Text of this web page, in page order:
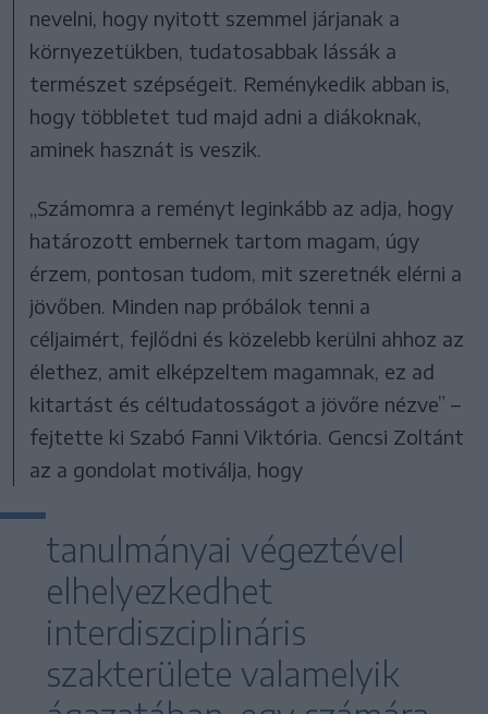
nevelni, hogy nyitott szemmel járjanak a
környezetükben, tudatosabbak lássák a
természet szépségeit. Reménykedik abban is,
hogy többletet tud majd adni a diákoknak,
aminek hasznát is veszik.
„Számomra a reményt leginkább az adja, hogy
határozott embernek tartom magam, úgy
érzem, pontosan tudom, mit szeretnék elérni a
jövőben. Minden nap próbálok tenni a
céljaimért, fejlődni és közelebb kerülni ahhoz az
élethez, amit elképzeltem magamnak, ez ad
kitartást és céltudatosságot a jövőre nézve” –
fejtette ki Szabó Fanni Viktória. Gencsi Zoltánt
az a gondolat motiválja, hogy
tanulmányai végeztével
elhelyezkedhet
interdiszciplináris
szakterülete valamelyik